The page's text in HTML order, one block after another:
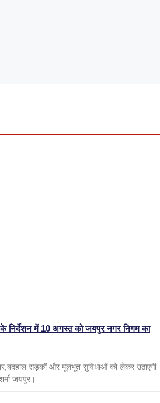
के निर्देशन में 10 अगस्त को जयपुर नगर निगम का
सड़कों और मूलभूत सुविधाओं को लेकर उठाएगी
जयपुर।